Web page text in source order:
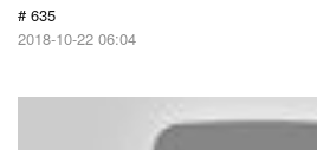
# 635
2018-10-22 06:04